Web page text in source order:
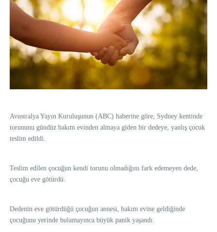
Avustralya Yayın Kuruluşunun (ABC) haberine göre, Sydney kentinde
torununu gündüz bakım evinden almaya giden bir dedeye, yanlış çocuk
teslim edildi.
Teslim edilen çocuğun kendi torunu olmadığını fark edemeyen dede,
çocuğu eve götürdü.
Dedenin eve götürdüğü çocuğun annesi, bakım evine geldiğinde
çocuğunu yerinde bulamayınca büyük panik yaşandı.